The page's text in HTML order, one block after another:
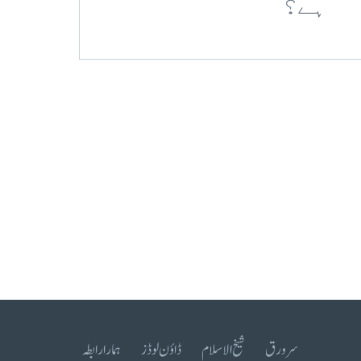
ہے؟
سرورق شیخ الاسلام ڈاؤن لوڈز ہمارا رابطہ